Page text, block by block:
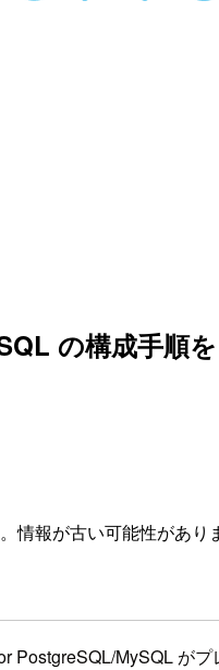
の構成手順
報が古い可能性があり
PostgreSQL/MySQL が